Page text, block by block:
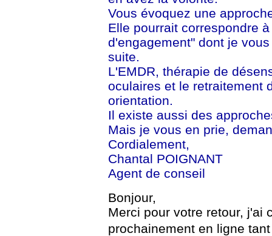
Vous évoquez une
Elle pourrait correspondre
d'engagement" dont je
suite.
L'EMDR, thérapie de
oculaires et le retraitement
orientation.
Il existe aussi des
Mais je vous en prie,
Cordialement,
Chantal POIGNANT
Agent de conseil
Bonjour,
Merci pour votre retour, j'ai
prochainement en ligne